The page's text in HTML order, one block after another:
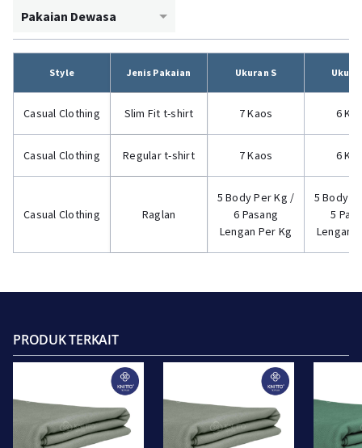
Pakaian Dewasa
Style Jenis Pakaian Ukuran S
Casual Clothing Slim Fit t-shirt 7 Kaos 6
Casual Clothing Regular t-shirt 7 Kaos 6
Casual Clothing Raglan
5 Body Per Kg /
6 Pasang
Lengan Per Kg
5 Body
5
Lengan
PRODUK TERKAIT